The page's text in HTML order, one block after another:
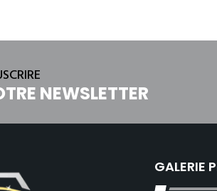
NEWSLETTER
GALERIE